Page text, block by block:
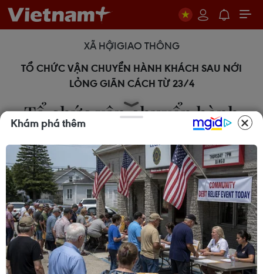
XÃ HỘIGIAO THÔNG
TỔ CHỨC VẬN CHUYỂN HÀNH KHÁCH SAU NỚI
LỎNG GIÃN CÁCH TỪ 23/4
Tổ chức vận chuyển hành
khách sau nới lỏng giãn cách
23/04/2020 11:55
Bộ Giao thông Vận tải vừa đưa ra phương án tổ
chức vận tải hành khách theo tinh thần chỉ đạo của
Thủ tướng Chính phủ tại cuộc họp Thường trực
Chính phủ về phòng, chống dịch COVID-19 ngày
22/4/2020.
Khám phá thêm